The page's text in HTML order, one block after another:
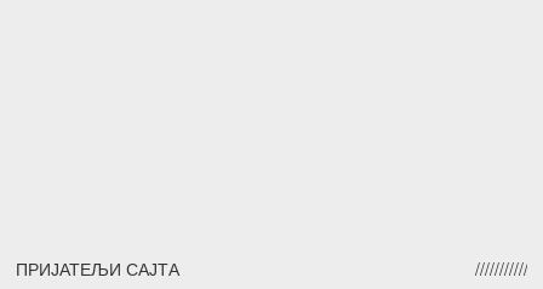
ПРИЈАТЕЉИ САЈТА